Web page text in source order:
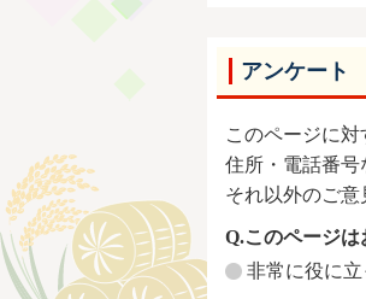
アンケート
このページに
住所・電話番号
それ以外のご
Q.このページは
非常に役に立